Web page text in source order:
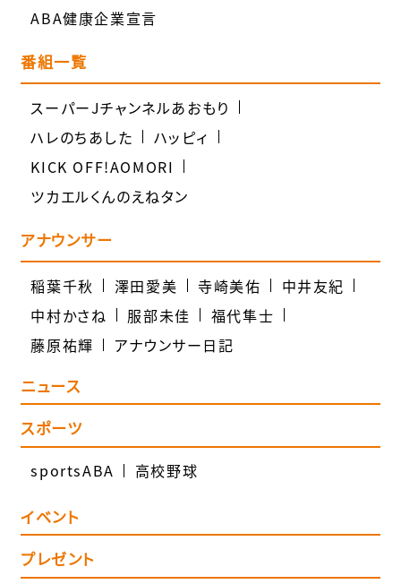
ABA健康企業宣言
番組一覧
スーパーJチャンネルあおもり
ハレのちあした
ハッピィ
KICK OFF!AOMORI
ツカエルくんのえねタン
アナウンサー
稲葉千秋 澤田愛美 寺崎美佑
中井友紀
中村かさね
服部未佳
福代隼士
藤原祐輝
アナウンサー日記
ニュース
スポーツ
sportsABA 高校野球
イベント
プレゼント